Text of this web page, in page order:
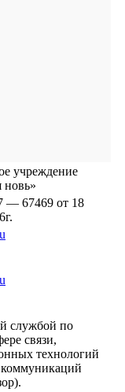
учреждение
новь»
67469 от 18
службой по
связи,
технологий